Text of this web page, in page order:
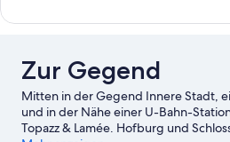
Bewertungen
Zur Gegend
Mitten in der Gegend Innere Stadt,
und in der Nähe einer U-Bahn-
Topazz & Lamée. Hofburg und